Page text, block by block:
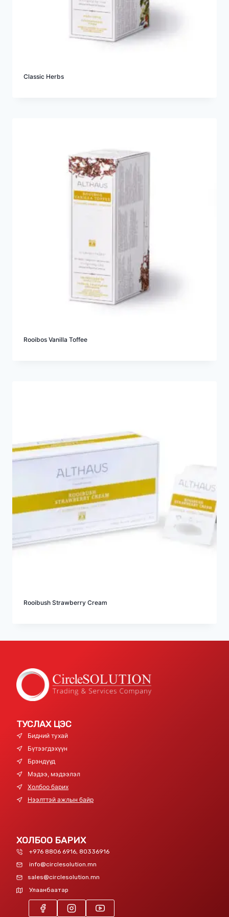
Classic Herbs
Rooibos Vanilla Toffee
Rooibush Strawberry Cream
ТУСЛАХ ЦЭС
Бидний тухай
Бүтээгдэхүүн
Брэндүүд
Мэдээ, мэдээлэл
Холбоо барих
Нээлттэй ажлын байр
ХОЛБОО БАРИХ
+976 8806 6916, 80336916
info@circlesolution.mn
sales@circlesolution.mn
Улаанбаатар